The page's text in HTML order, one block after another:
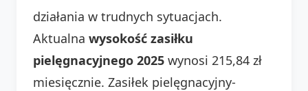
działania w trudnych sytuacjach.
Aktualna wysokość zasiłku
pielęgnacyjnego 2025 wynosi 215,84 zł
miesięcznie. Zasiłek pielęgnacyjny-